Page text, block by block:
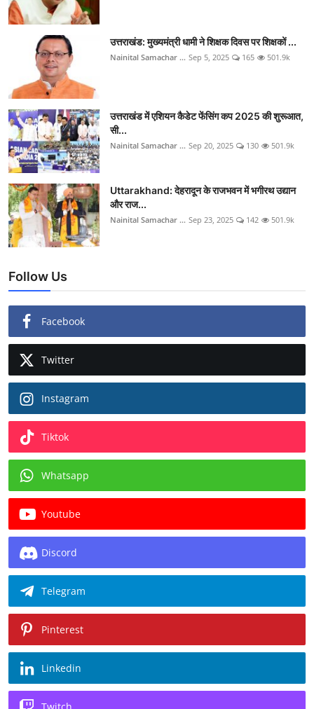
उत्तराखंड: मुख्यमंत्री धामी ने शिक्षक दिवस पर शिक्षकों ...
Nainital Samachar ... Sep 5, 2025 165 501.9k
उत्तराखंड में एशियन कैडेट फेंसिंग कप 2025 की शुरूआत,
सी...
Nainital Samachar ... Sep 20, 2025 130 501.9k
Uttarakhand: देहरादून के राजभवन में भगीरथ उद्यान
और राज...
Nainital Samachar ... Sep 23, 2025 142 501.9k
Follow Us
Facebook
Twitter
Instagram
Tiktok
Whatsapp
Youtube
Discord
Telegram
Pinterest
Linkedin